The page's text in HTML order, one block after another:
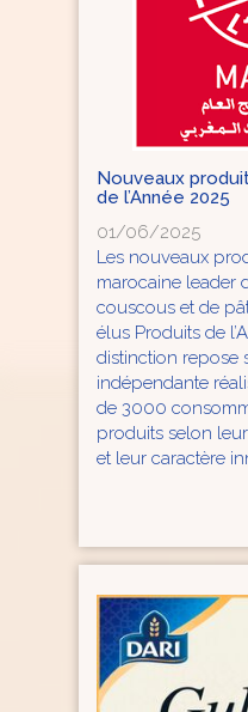
Nouveaux
de l’Année 2025
01/06/2025
Les nouveaux
marocaine leader
couscous et de
élus Produits de
distinction repose
indépendante
de 3000
produits selon
et leur caractère